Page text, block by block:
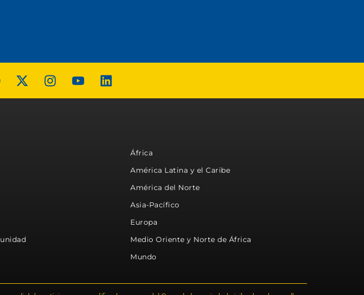
África
América Latina y el Caribe
América del Norte
Asia-Pacífico
Europa
Medio Oriente y Norte de África
Mundo